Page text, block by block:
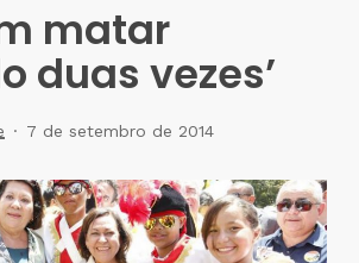
matar
duas vezes’
7 de setembro de 2014